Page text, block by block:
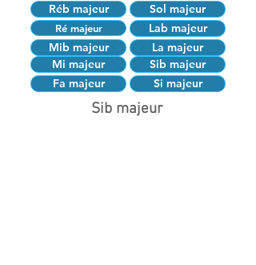
Réb majeur
Sol majeur
Ré majeur
Lab majeur
Mib majeur
Mi majeur
La majeur
Sib majeur
Fa majeur
Si majeur
Sib majeur